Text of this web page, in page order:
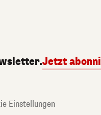
Jetzt
Einstellungen